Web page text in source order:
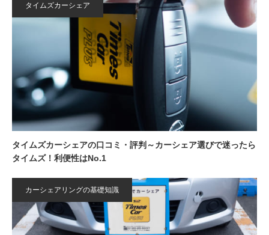
タイムズカーシェア
タイムズカーシェアの口コミ・評判～カーシェア選びで迷ったら
タイムズ！利便性はNo.1
カーシェアリングの基礎知識
【7/31まで】カレコ 3000円クーポンプレゼント